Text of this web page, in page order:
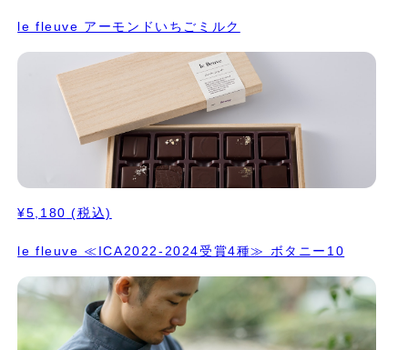
9. ピーナッツプラリネ ヒマラヤのオーガニックのピーナッツクリ
ームをアーモンドプラリネに合わせてまろやかなお 味に。 モンテ
によってふんわり軽くなったショコラをミルクチョコレートでコー
ティング。 10. 醤油もろみプラリネ 工房のある養父市の大徳醤油
さんの醤油はシェフのお気に入りで、むかしながらの天然醸造でお
醤油を作っていらっしゃるのですが、そのもろみをお分け頂いてア
ーモンドのプラリネを合わせました。モンテで軽い感じにして、ノ
ワー ルでコーティング。 ⭐️ICA2025（アジアパシフィックエリ
ア）でシルバー受賞 ⭐️ICA2025（ワールド）でシルバー受賞
le fleuve アーモンドいちごミルク
¥5,180 (税込)
le fleuve ≪ICA2022-2024受賞4種≫ ボタニー10